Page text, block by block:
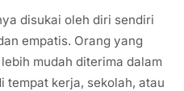
disukai oleh diri sendiri
empatis. Orang yang
mudah diterima dalam
tempat kerja, sekolah, atau